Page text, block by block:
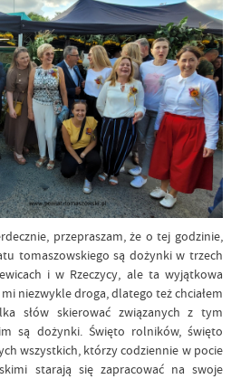
przepraszam, że o tej godzinie,
tomaszowskiego są dożynki w trzech
i w Rzeczycy, ale ta wyjątkowa
niezwykle droga, dlatego też chciałem
słów skierować związanych z tym
są dożynki. Święto rolników, święto
wszystkich, którzy codziennie w pocie
starają się zapracować na swoje